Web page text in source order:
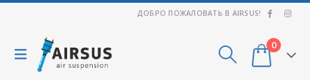
ДОБРО ПОЖАЛОВАТЬ В AIRSUS!
0